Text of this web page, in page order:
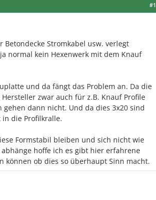
#1
Stromkabel usw. verlegt
normal kein Hexenwerk mit dem Knauf
und da fängt das Problem an. Da die
zwar auch für z.B. Knauf Profile
dann nicht. Und da dies 3x20 sind
die Profilkralle.
Formstabil bleiben und sich nicht wie
hoffe ich es gibt hier erfahrene
können ob dies so überhaupt Sinn macht.